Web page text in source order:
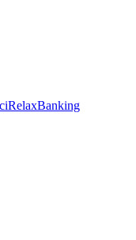
RelaxBanking